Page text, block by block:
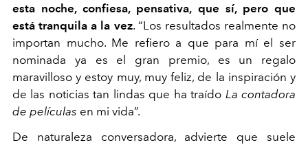
esta noche, confiesa, pensativa, que sí, pero que
está tranquila a la vez. “Los resultados realmente no
importan mucho. Me refiero a que para mí el ser
nominada ya es el gran premio, es un regalo
maravilloso y estoy muy, muy feliz, de la inspiración y
de las noticias tan lindas que ha traído La contadora
de películas en mi vida”.
De naturaleza conversadora, advierte que suele